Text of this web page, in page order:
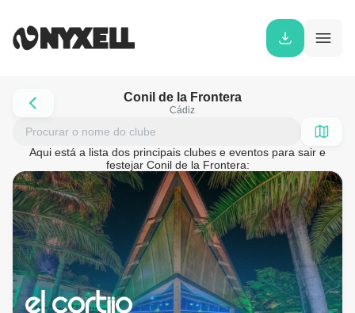
Conil de la Frontera
Cádiz
Aqui está a lista dos principais clubes e eventos para sair e
festejar Conil de la Frontera: